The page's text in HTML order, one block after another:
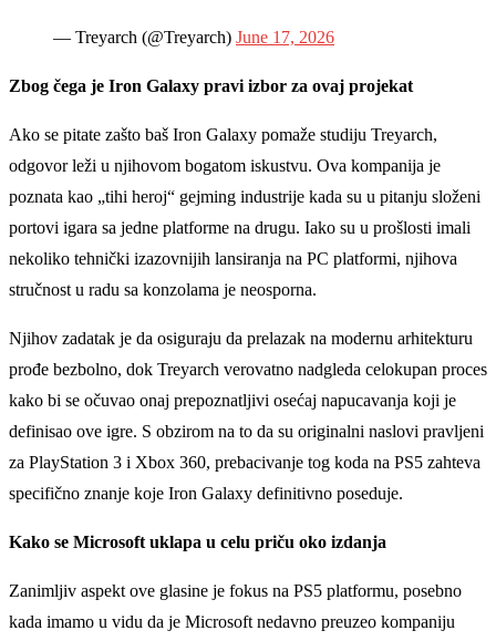
— Treyarch (@Treyarch) June 17, 2026
Zbog čega je Iron Galaxy pravi izbor za ovaj projekat
Ako se pitate zašto baš Iron Galaxy pomaže studiju Treyarch,
odgovor leži u njihovom bogatom iskustvu. Ova kompanija je
poznata kao „tihi heroj“ gejming industrije kada su u pitanju složeni
portovi igara sa jedne platforme na drugu. Iako su u prošlosti imali
nekoliko tehnički izazovnijih lansiranja na PC platformi, njihova
stručnost u radu sa konzolama je neosporna.
Njihov zadatak je da osiguraju da prelazak na modernu arhitekturu
prođe bezbolno, dok Treyarch verovatno nadgleda celokupan proces
kako bi se očuvao onaj prepoznatljivi osećaj napucavanja koji je
definisao ove igre. S obzirom na to da su originalni naslovi pravljeni
za PlayStation 3 i Xbox 360, prebacivanje tog koda na PS5 zahteva
specifično znanje koje Iron Galaxy definitivno poseduje.
Kako se Microsoft uklapa u celu priču oko izdanja
Zanimljiv aspekt ove glasine je fokus na PS5 platformu, posebno
kada imamo u vidu da je Microsoft nedavno preuzeo kompaniju